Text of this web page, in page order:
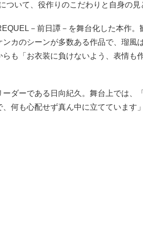
いて、役作りのこだわりと自身の見
－前日譚－を舞台化した本作。
カのシーンが多数ある作品で、瑠風
も「お衣装に負けないよう、表情も
ダーである日向紀久。舞台上では、
何も心配せず真ん中に立てています